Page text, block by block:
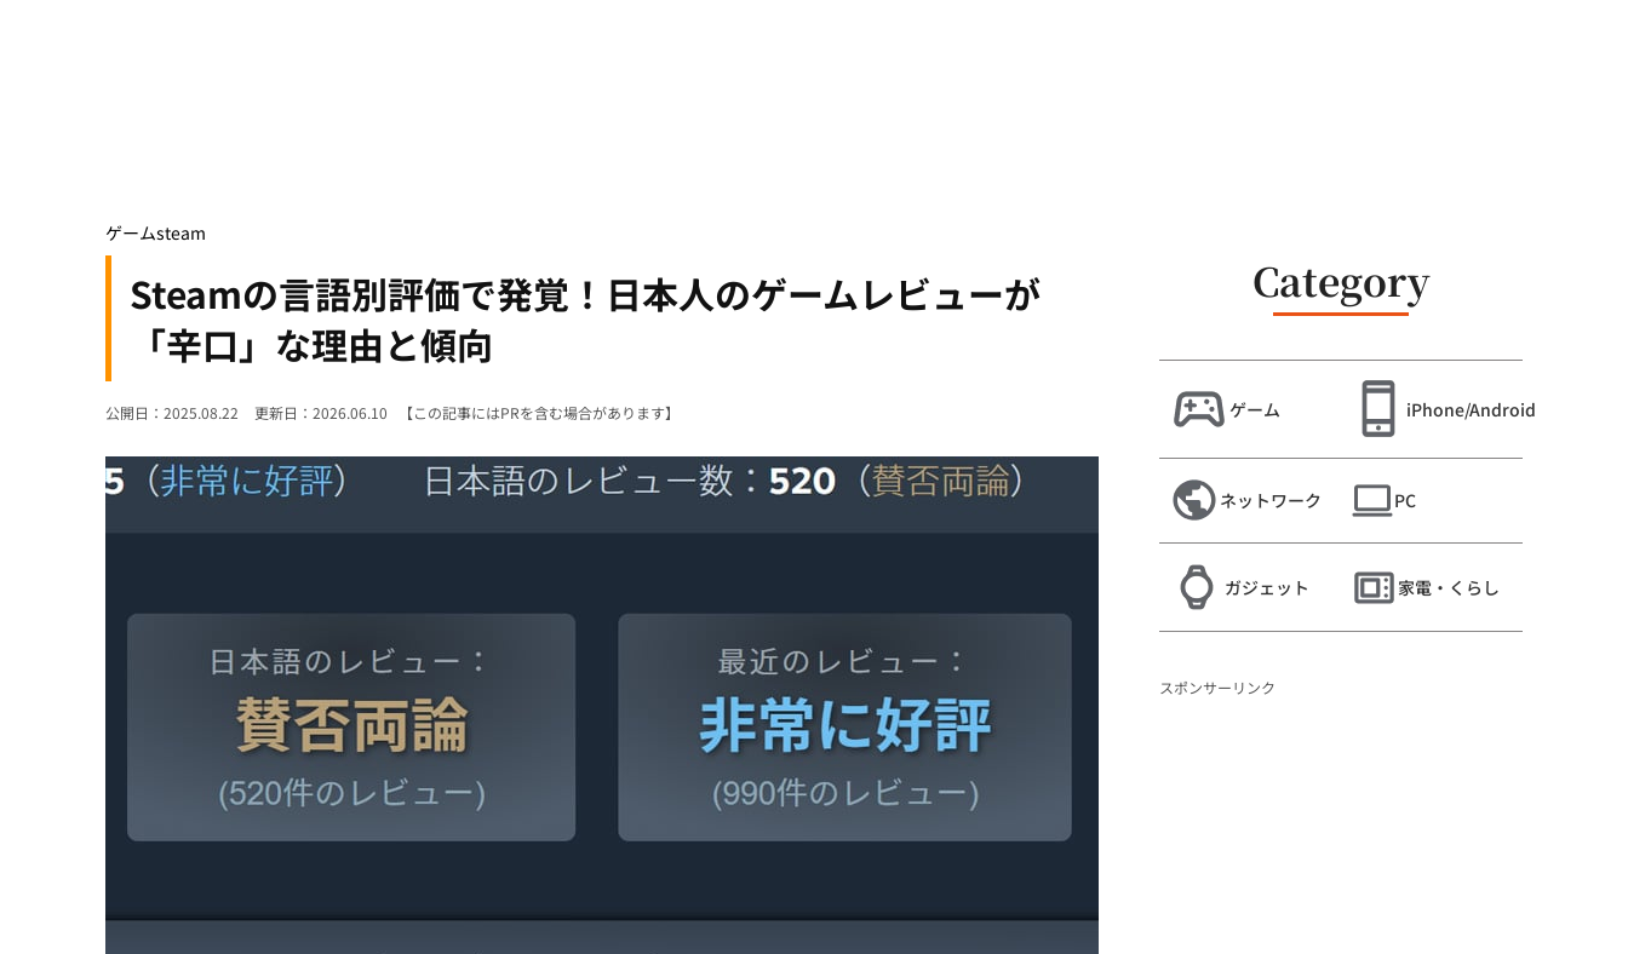
ゲームsteam
Steamの言語別評価で発覚！日本人のゲームレビューが
「辛口」な理由と傾向
公開日：2025.08.22 更新日：2026.06.10 【この記事にはPRを含む場合があります】
Category
ゲーム iPhone/Android
ネットワーク PC
ガジェット 家電・くらし
スポンサーリンク